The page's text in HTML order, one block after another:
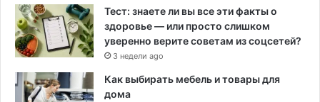
Тест: знаете ли вы все эти факты о
здоровье — или просто слишком
уверенно верите советам из соцсетей?
3 недели ago
Как выбирать мебель и товары для
дома